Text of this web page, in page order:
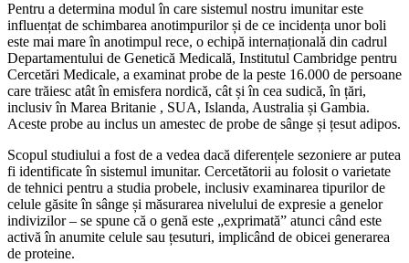
Pentru a determina modul în care sistemul nostru imunitar este
influențat de schimbarea anotimpurilor și de ce incidența unor boli
este mai mare în anotimpul rece, o echipă internațională din cadrul
Departamentului de Genetică Medicală, Institutul Cambridge pentru
Cercetări Medicale, a examinat probe de la peste 16.000 de persoane
care trăiesc atât în emisfera nordică, cât și în cea sudică, în țări,
inclusiv în Marea Britanie , SUA, Islanda, Australia și Gambia.
Aceste probe au inclus un amestec de probe de sânge și țesut adipos.
Scopul studiului a fost de a vedea dacă diferențele sezoniere ar putea
fi identificate în sistemul imunitar. Cercetătorii au folosit o varietate
de tehnici pentru a studia probele, inclusiv examinarea tipurilor de
celule găsite în sânge și măsurarea nivelului de expresie a genelor
indivizilor – se spune că o genă este „exprimată” atunci când este
activă în anumite celule sau țesuturi, implicând de obicei generarea
de proteine.